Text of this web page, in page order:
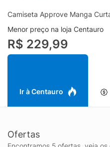
Camiseta Approve Manga
Menor preço na loja Centauro
R$ 229,99
Ir à Centauro
Ofertas